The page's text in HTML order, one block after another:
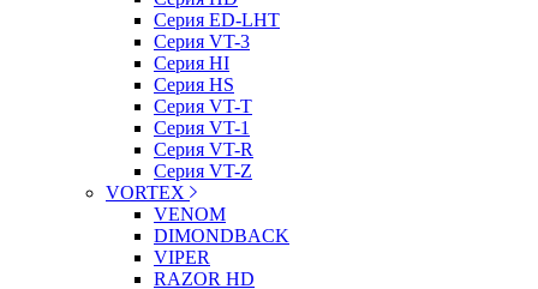
Серия ED-LHT
Серия VT-3
Серия HI
Серия HS
Серия VT-T
Серия VT-1
Серия VT-R
Серия VT-Z
VORTEX
VENOM
DIMONDBACK
VIPER
RAZOR HD